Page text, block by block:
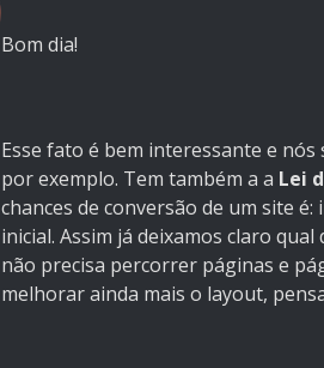
Bom dia!
Esse fato é bem interessante e
por exemplo. Tem também a a Lei
chances de conversão de um site
inicial. Assim já deixamos claro
não precisa percorrer páginas e
melhorar ainda mais o layout,